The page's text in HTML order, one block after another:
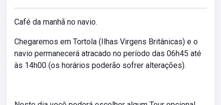
Café da manhã no navio.
Chegaremos em Tortola (Ilhas Virgens Britânicas) e o
navio permanecerá atracado no período das 06h45 até
às 14h00 (os horários poderão sofrer alterações).